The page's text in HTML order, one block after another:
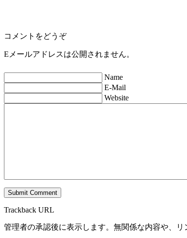
コメントをどうぞ
Eメールアドレスは公開されません。
Name
E-Mail
Website
Trackback URL
管理者の承認後に表示します。無関係な内容や、